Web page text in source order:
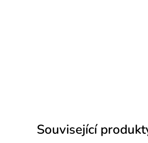
Související